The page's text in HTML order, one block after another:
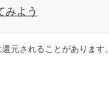
みよう
元されることがあります。